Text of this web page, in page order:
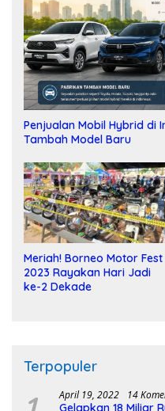
Penjualan Mobil Hybrid di
Tambah Model Baru
Meriah! Borneo Motor Fest
2023 Rayakan Hari Jadi
ke-2 Dekade
Terpopuler
April 19, 2022 14
Gelapkan 18 Miliar